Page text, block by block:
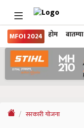
MFOI 2024 होम बातम्या
सरकारी योजना